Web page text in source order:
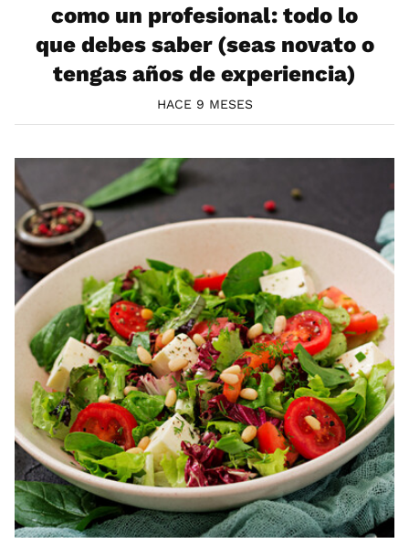
como un profesional: todo lo
que debes saber (seas novato o
tengas años de experiencia)
HACE 9 MESES